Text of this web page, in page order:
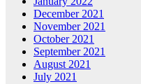
December 2021
November 2021
October 2021
September 2021
August 2021
July 2021